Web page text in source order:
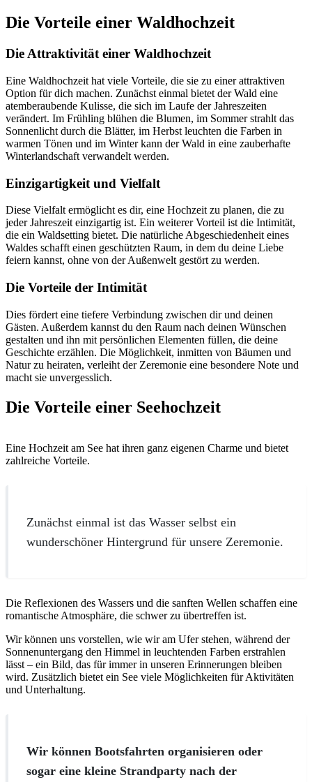
Die Vorteile einer Waldhochzeit
Die Attraktivität einer Waldhochzeit
Eine Waldhochzeit hat viele Vorteile, die sie zu einer attraktiven
Option für dich machen. Zunächst einmal bietet der Wald eine
atemberaubende Kulisse, die sich im Laufe der Jahreszeiten
verändert. Im Frühling blühen die Blumen, im Sommer strahlt das
Sonnenlicht durch die Blätter, im Herbst leuchten die Farben in
warmen Tönen und im Winter kann der Wald in eine zauberhafte
Winterlandschaft verwandelt werden.
Einzigartigkeit und Vielfalt
Diese Vielfalt ermöglicht es dir, eine Hochzeit zu planen, die zu
jeder Jahreszeit einzigartig ist. Ein weiterer Vorteil ist die Intimität,
die ein Waldsetting bietet. Die natürliche Abgeschiedenheit eines
Waldes schafft einen geschützten Raum, in dem du deine Liebe
feiern kannst, ohne von der Außenwelt gestört zu werden.
Die Vorteile der Intimität
Dies fördert eine tiefere Verbindung zwischen dir und deinen
Gästen. Außerdem kannst du den Raum nach deinen Wünschen
gestalten und ihn mit persönlichen Elementen füllen, die deine
Geschichte erzählen. Die Möglichkeit, inmitten von Bäumen und
Natur zu heiraten, verleiht der Zeremonie eine besondere Note und
macht sie unvergesslich.
Die Vorteile einer Seehochzeit
Eine Hochzeit am See hat ihren ganz eigenen Charme und bietet
zahlreiche Vorteile.
Zunächst einmal ist das Wasser selbst ein
wunderschöner Hintergrund für unsere Zeremonie.
Die Reflexionen des Wassers und die sanften Wellen schaffen eine
romantische Atmosphäre, die schwer zu übertreffen ist.
Wir können uns vorstellen, wie wir am Ufer stehen, während der
Sonnenuntergang den Himmel in leuchtenden Farben erstrahlen
lässt – ein Bild, das für immer in unseren Erinnerungen bleiben
wird. Zusätzlich bietet ein See viele Möglichkeiten für Aktivitäten
und Unterhaltung.
Wir können Bootsfahrten organisieren oder
sogar eine kleine Strandparty nach der